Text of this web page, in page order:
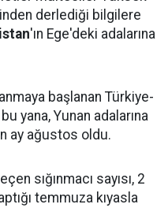
derlediği bilgilere
'ın Ege'deki adalarına
başlanan Türkiye-
yana, Yunan adalarına
ay ağustos oldu.
sığınmacı sayısı, 2
temmuza kıyasla